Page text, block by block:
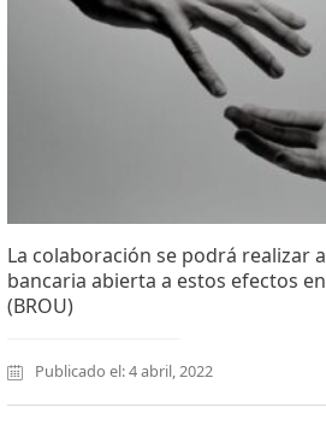
La colaboración se podrá realizar
bancaria abierta a estos efectos
(BROU)
Publicado el: 4 abril, 2022